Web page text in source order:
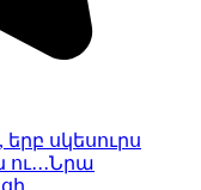
սկեսուրս